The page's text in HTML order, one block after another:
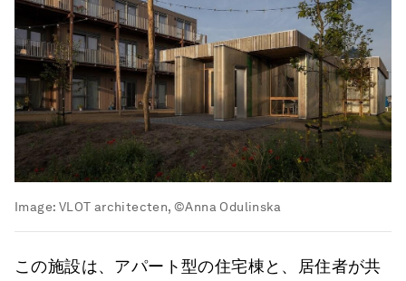
Image: VLOT architecten, ©Anna Odulinska
この施設は、アパート型の住宅棟と、居住者が共